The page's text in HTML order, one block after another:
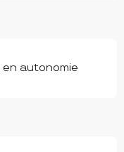
autonomie